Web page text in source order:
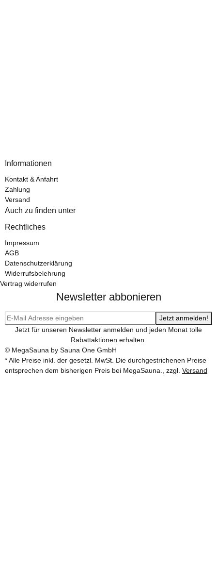
Informationen
Kontakt & Anfahrt
Zahlung
Versand
Auch zu finden unter
Rechtliches
Impressum
AGB
Datenschutzerklärung
Widerrufsbelehrung
Vertrag widerrufen
Newsletter abbonieren
Jetzt anmelden!
Jetzt für unseren Newsletter anmelden und jeden Monat tolle
Rabattaktionen erhalten.
© MegaSauna by Sauna One GmbH
* Alle Preise inkl. der gesetzl. MwSt. Die durchgestrichenen Preise
entsprechen dem bisherigen Preis bei MegaSauna., zzgl. Versand